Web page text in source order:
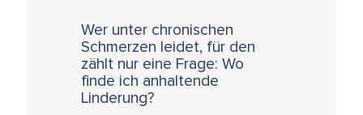
Wer unter chronischen
Schmerzen leidet, für den
zählt nur eine Frage: Wo
finde ich anhaltende
Linderung?